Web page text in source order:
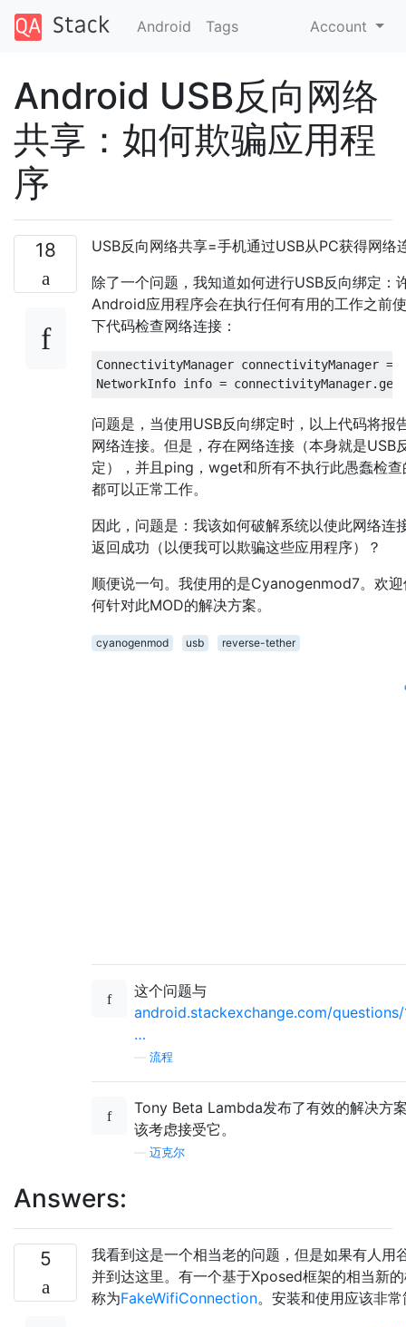
Android Tags Account
Android USB反向网络
共享：如何欺骗应用程
序
18
USB反向网络共享=手机通过USB从PC获得网络
除了一个问题，我知道如何进行USB反向绑定：
Android应用程序会在执行任何有用的工作之前
下代码检查网络连接：
ConnectivityManager connectivityManager =
问题是，当使用USB反向绑定时，以上代码将报
网络连接。但是，存在网络连接（本身就是USB
定），并且ping，wget和所有不执行此愚蠢检查
都可以正常工作。
因此，问题是：我该如何破解系统以使此网络连
返回成功（以便我可以欺骗这些应用程序）？
顺便说一句。我使用的是Cyanogenmod7。欢
何针对此MOD的解决方案。
cyanogenmod usb reverse-tether
这个问题与
android.stackexchange.com/questions/
…
流程
Tony Beta Lambda发布了有效的解决方
该考虑接受它。
迈克尔
Answers:
5
我看到这是一个相当老的问题，但是如果有人用
并到达这里。有一个基于Xposed框架的相当新
称为FakeWifiConnection。安装和使用应该非